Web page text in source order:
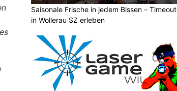
Saisonale Frische in jedem Bissen – Timeout
in Wollerau SZ erleben